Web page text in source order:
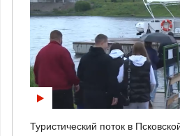
Туристический поток в